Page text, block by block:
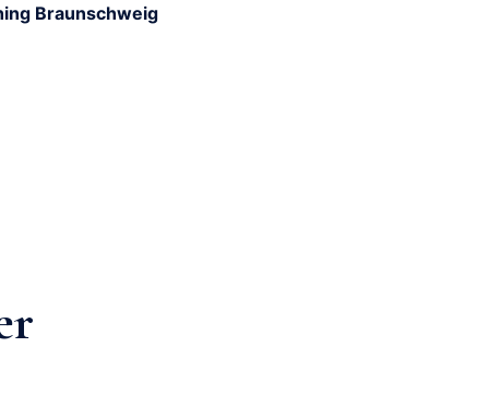
Braunschweig